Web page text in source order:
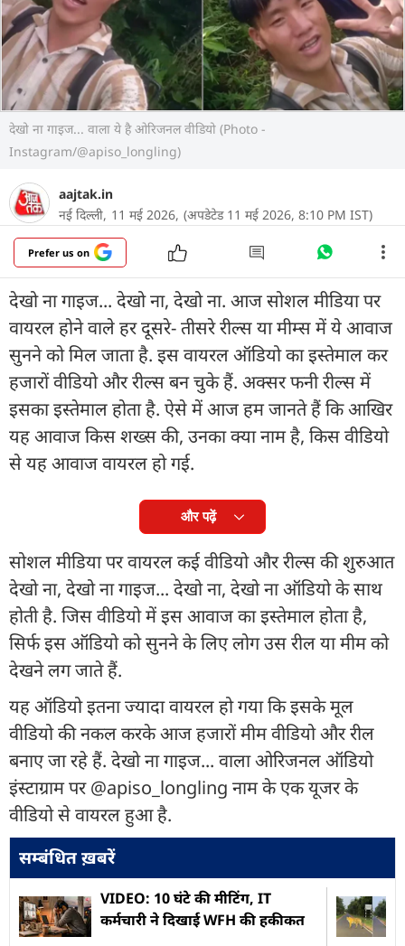
देखो ना गाइज... वाला ये है ओरिजनल वीडियो (Photo -
Instagram/@apiso_longling)
aajtak.in
नई दिल्ली, 11 मई 2026, (अपडेटेड 11 मई 2026, 8:10 PM IST)
Prefer us on
देखो ना गाइज... देखो ना, देखो ना. आज सोशल मीडिया पर
वायरल होने वाले हर दूसरे- तीसरे रील्स या मीम्स में ये आवाज
सुनने को मिल जाता है. इस वायरल ऑडियो का इस्तेमाल कर
हजारों वीडियो और रील्स बन चुके हैं. अक्सर फनी रील्स में
इसका इस्तेमाल होता है. ऐसे में आज हम जानते हैं कि आखिर
यह आवाज किस शख्स की, उनका क्या नाम है, किस वीडियो
से यह आवाज वायरल हो गई.
और पढ़ें
सोशल मीडिया पर वायरल कई वीडियो और रील्स की शुरुआत
देखो ना, देखो ना गाइज... देखो ना, देखो ना ऑडियो के साथ
होती है. जिस वीडियो में इस आवाज का इस्तेमाल होता है,
सिर्फ इस ऑडियो को सुनने के लिए लोग उस रील या मीम को
देखने लग जाते हैं.
यह ऑडियो इतना ज्यादा वायरल हो गया कि इसके मूल
वीडियो की नकल करके आज हजारों मीम वीडियो और रील
बनाए जा रहे हैं. देखो ना गाइज... वाला ओरिजनल ऑडियो
इंस्टाग्राम पर @apiso_longling नाम के एक यूजर के
वीडियो से वायरल हुआ है.
सम्बंधित ख़बरें
VIDEO: 10 घंटे की मीटिंग, IT
कर्मचारी ने दिखाई WFH की हकीकत